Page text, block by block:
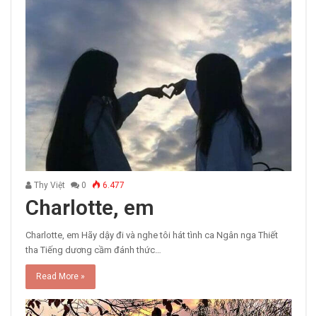
Thy Việt 0 6.477
Charlotte, em
Charlotte, em Hãy dậy đi và nghe tôi hát tình ca Ngân nga Thiết
tha Tiếng dương cầm đánh thức…
Read More »